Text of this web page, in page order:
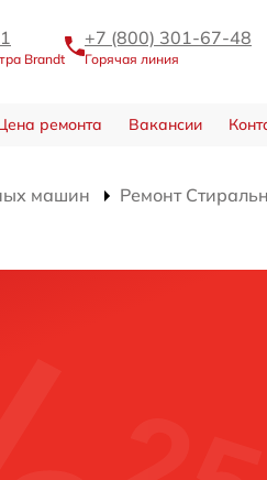
Brandt
+7 (800) 301-67-48
Горячая линия
ремонта Вакансии
машин
Ремонт